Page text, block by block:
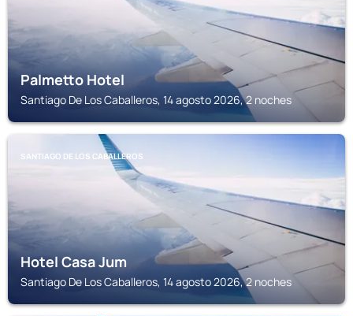
Palmetto Hotel
Santiago De Los Caballeros, 14 agosto 2026, 2 noches
SANTIAGO DE LOS CABALLEROS
Hotel Casa Jum
Santiago De Los Caballeros, 14 agosto 2026, 2 noches